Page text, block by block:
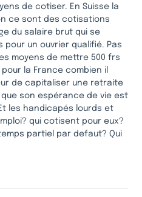
de cotiser. En Suisse la
ce sont des cotisations
du salaire brut qui se
pour un ouvrier qualifié. Pas
moyens de mettre 500 frs
la France combien il
de capitaliser une retraite
son espérance de vie est
les handicapés lourds et
qui cotisent pour eux?
partiel par defaut? Qui